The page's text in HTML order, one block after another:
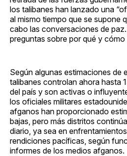
los talibanes han lanzado una
al mismo tiempo que se supone
cabo las conversaciones de
preguntas sobre por qué y
Según algunas estimaciones de
talibanes controlan ahora hasta
del país y son activas o
los oficiales militares
afganos han proporcionado
bajas, pero más distritos
diario, ya sea en
rendiciones pacíficas, según
informes de los medios afganos.